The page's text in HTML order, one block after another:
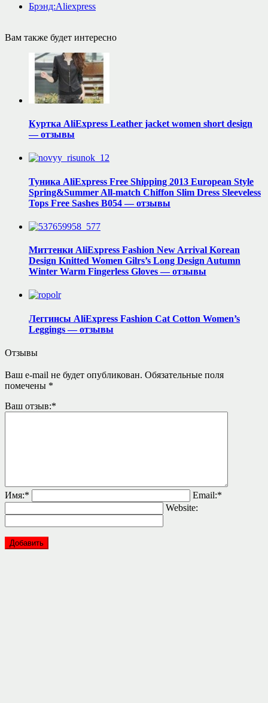
Брэнд:Aliexpress
Вам также будет интересно
Куртка AliExpress Leather jacket women short design
— отзывы
Туника AliExpress Free Shipping 2013 European Style
Spring&Summer All-match Chiffon Slim Dress Sleeveless
Tops Free Sashes B054 — отзывы
Миттенки AliExpress Fashion New Arrival Korean
Design Knitted Women Gilrs’s Long Design Autumn
Winter Warm Fingerless Gloves — отзывы
Леггинсы AliExpress Fashion Cat Cotton Women’s
Leggings — отзывы
Отзывы
Ваш e-mail не будет опубликован. Обязательные поля
помечены *
Ваш отзыв:*
Имя:* Email:*
Website: